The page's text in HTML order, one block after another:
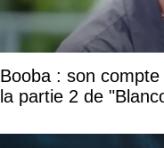
Booba : son
la partie 2 de